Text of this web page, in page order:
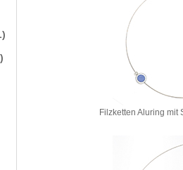
Filzketten Aluring mit